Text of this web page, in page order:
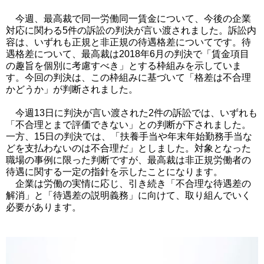
今週、最高裁で同一労働同一賃金について、今後の企業
対応に関わる5件の訴訟の判決が言い渡されました。訴訟内
容は、いずれも正規と非正規の待遇格差についてです。待
遇格差について、最高裁は2018年6月の判決で「賃金項目
の趣旨を個別に考慮すべき」とする枠組みを示していま
す。今回の判決は、この枠組みに基づいて「格差は不合理
かどうか」が判断されました。
今週13日に判決が言い渡された2件の訴訟では、いずれも
「不合理とまで評価できない」との判断が下されました。
一方、15日の判決では、「扶養手当や年末年始勤務手当な
どを支払わないのは不合理だ」としました。 対象となった
職場の事例に限った判断ですが、最高裁は非正規労働者の
待遇に関する一定の指針を示したことになります。
企業は労働の実情に応じ、引き続き「不合理な待遇差の
解消」と「待遇差の説明義務」に向けて、取り組んでいく
必要があります。